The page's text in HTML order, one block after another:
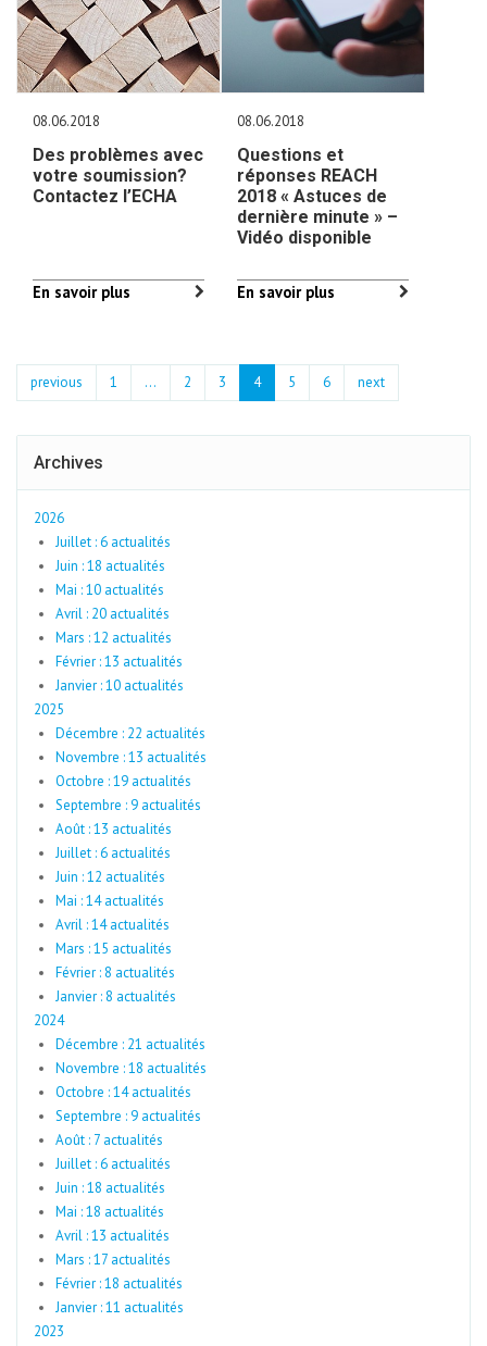
08.06.2018
Des problèmes avec
votre soumission?
Contactez l’ECHA
En savoir plus
08.06.2018
Questions et
réponses REACH
2018 « Astuces de
dernière minute » –
Vidéo disponible
En savoir plus
previous 1 ... 2 3 4 5 6 next
Archives
2026
Juillet : 6 actualités
Juin : 18 actualités
Mai : 10 actualités
Avril : 20 actualités
Mars : 12 actualités
Février : 13 actualités
Janvier : 10 actualités
2025
Décembre : 22 actualités
Novembre : 13 actualités
Octobre : 19 actualités
Septembre : 9 actualités
Août : 13 actualités
Juillet : 6 actualités
Juin : 12 actualités
Mai : 14 actualités
Avril : 14 actualités
Mars : 15 actualités
Février : 8 actualités
Janvier : 8 actualités
2024
Décembre : 21 actualités
Novembre : 18 actualités
Octobre : 14 actualités
Septembre : 9 actualités
Août : 7 actualités
Juillet : 6 actualités
Juin : 18 actualités
Mai : 18 actualités
Avril : 13 actualités
Mars : 17 actualités
Février : 18 actualités
Janvier : 11 actualités
2023